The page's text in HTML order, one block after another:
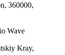
360000,
Wave
Kray,